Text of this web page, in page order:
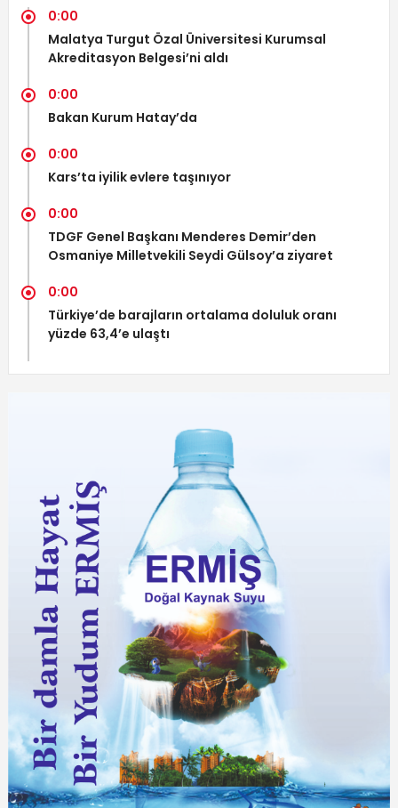
0:00
Malatya Turgut Özal Üniversitesi Kurumsal
Akreditasyon Belgesi’ni aldı
0:00
Bakan Kurum Hatay’da
0:00
Kars’ta iyilik evlere taşınıyor
0:00
TDGF Genel Başkanı Menderes Demir’den
Osmaniye Milletvekili Seydi Gülsoy’a ziyaret
0:00
Türkiye’de barajların ortalama doluluk oranı
yüzde 63,4’e ulaştı